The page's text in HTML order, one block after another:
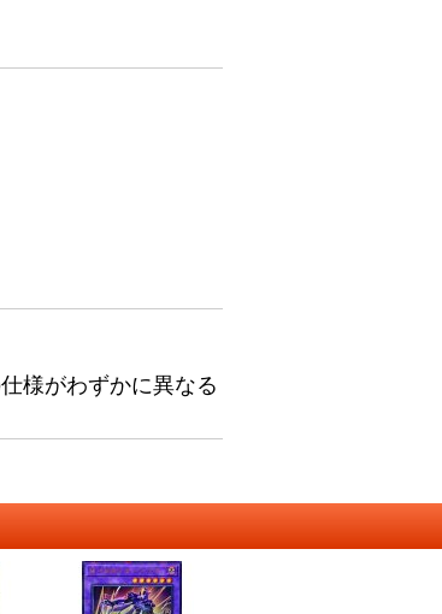
様がわずかに異なる